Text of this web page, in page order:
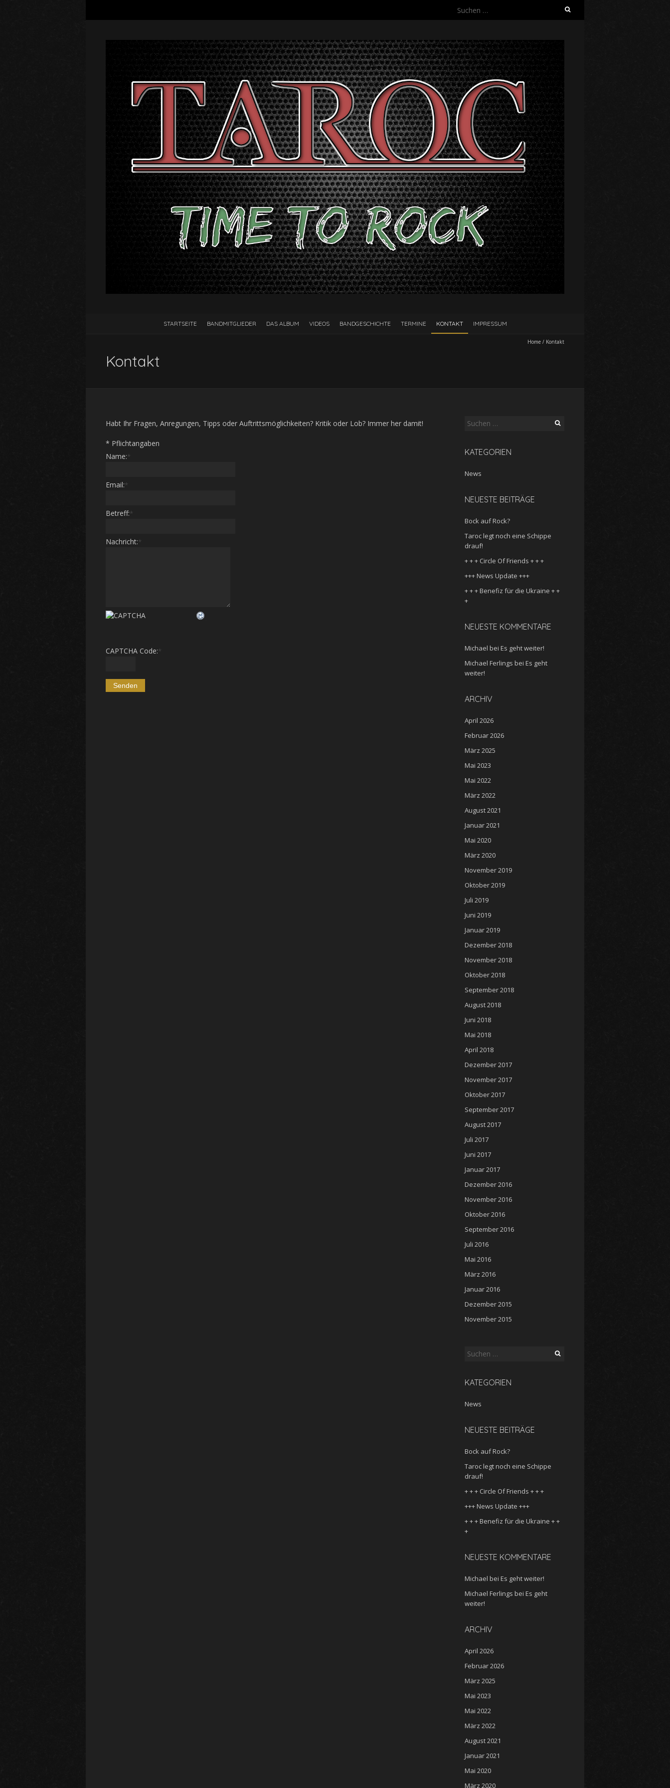
Suche
STARTSEITE BANDMITGLIEDER DAS ALBUM VIDEOS BANDGESCHICHTE TERMINE KONTAKT IMPRESSUM
Home / Kontakt
Kontakt
Habt Ihr Fragen, Anregungen, Tipps oder Auftrittsmöglichkeiten? Kritik oder Lob? Immer her damit!
* Pflichtangaben
Name:*
Email:*
Betreff:*
Nachricht:*
CAPTCHA Code:*
Suche
KATEGORIEN
News
NEUESTE BEITRÄGE
Bock auf Rock?
Taroc legt noch eine Schippe
drauf!
+ + + Circle Of Friends + + +
+++ News Update +++
+ + + Benefiz für die Ukraine + +
+
NEUESTE KOMMENTARE
Michael bei Es geht weiter!
Michael Ferlings bei Es geht
weiter!
ARCHIV
April 2026
Februar 2026
März 2025
Mai 2023
Mai 2022
März 2022
August 2021
Januar 2021
Mai 2020
März 2020
November 2019
Oktober 2019
Juli 2019
Juni 2019
Januar 2019
Dezember 2018
November 2018
Oktober 2018
September 2018
August 2018
Juni 2018
Mai 2018
April 2018
Dezember 2017
November 2017
Oktober 2017
September 2017
August 2017
Juli 2017
Juni 2017
Januar 2017
Dezember 2016
November 2016
Oktober 2016
September 2016
Juli 2016
Mai 2016
März 2016
Januar 2016
Dezember 2015
November 2015
Suche
KATEGORIEN
News
NEUESTE BEITRÄGE
Bock auf Rock?
Taroc legt noch eine Schippe
drauf!
+ + + Circle Of Friends + + +
+++ News Update +++
+ + + Benefiz für die Ukraine + +
+
NEUESTE KOMMENTARE
Michael bei Es geht weiter!
Michael Ferlings bei Es geht
weiter!
ARCHIV
April 2026
Februar 2026
März 2025
Mai 2023
Mai 2022
März 2022
August 2021
Januar 2021
Mai 2020
März 2020